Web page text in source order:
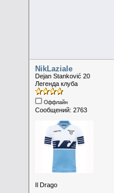
NikLaziale
Dejan Stanković 20
Легенда клуба
Оффлайн
Сообщений: 2763
Il Drago